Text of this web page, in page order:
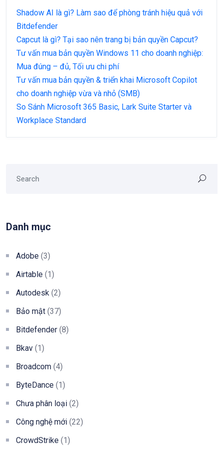
Shadow AI là gì? Làm sao để phòng tránh hiệu quả với
Bitdefender
Capcut là gì? Tại sao nên trang bị bản quyền Capcut?
Tư vấn mua bản quyền Windows 11 cho doanh nghiệp:
Mua đúng – đủ, Tối ưu chi phí
Tư vấn mua bản quyền & triển khai Microsoft Copilot
cho doanh nghiệp vừa và nhỏ (SMB)
So Sánh Microsoft 365 Basic, Lark Suite Starter và
Workplace Standard
Danh mục
Adobe (3)
Airtable (1)
Autodesk (2)
Bảo mật (37)
Bitdefender (8)
Bkav (1)
Broadcom (4)
ByteDance (1)
Chưa phân loại (2)
Công nghệ mới (22)
CrowdStrike (1)